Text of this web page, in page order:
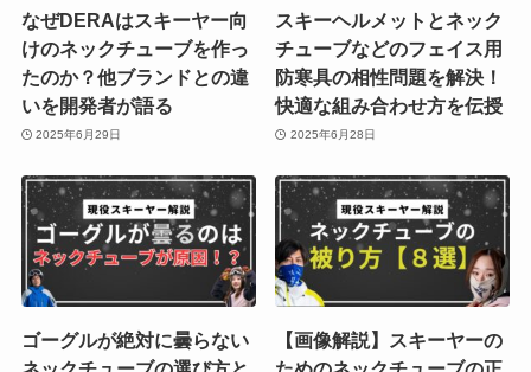
なぜDERAはスキーヤー向
けのネックチューブを作っ
たのか？他ブランドとの違
いを開発者が語る
2025年6月29日
スキーヘルメットとネック
チューブなどのフェイス用
防寒具の相性問題を解決！
快適な組み合わせ方を伝授
2025年6月28日
ゴーグルが絶対に曇らない
【画像解説】スキーヤーの